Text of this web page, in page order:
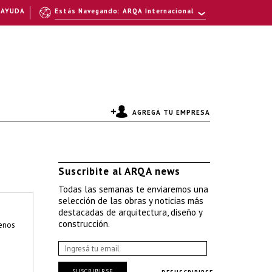
AGREGÁ TU EMPRESA
Suscribite al ARQA news
Todas las semanas te enviaremos una
selección de las obras y noticias más
destacadas de arquitectura, diseño y
construcción.
Estás Navegando: ARQA Internacional
AYUDA